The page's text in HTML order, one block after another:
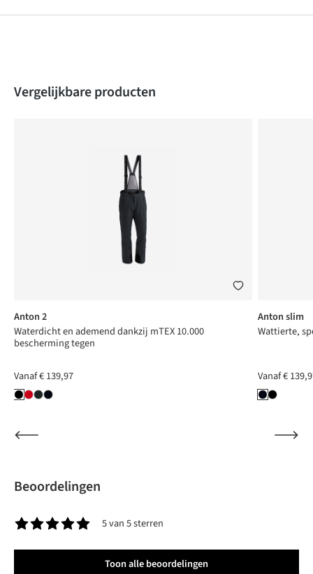
Produktgalerie überspringen
Vergelijkbare producten
Anton 2
Waterdicht en ademend dankzij mTEX 10.000
bescherming tegen
Vanaf€ 139,97
Anton slim
Wattierte,
Vanaf€
Beoordelingen
5 van 5 sterren
Toon alle beoordelingen